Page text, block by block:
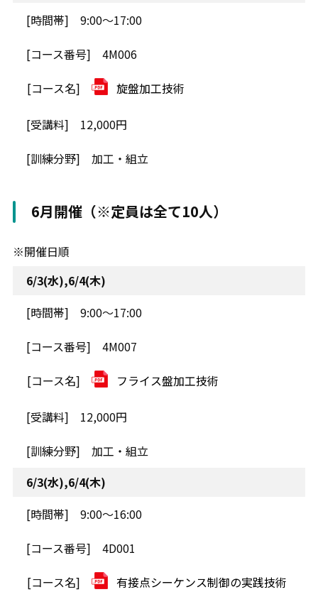
9:00～17:00
4M006
旋盤加工技術
12,000円
加工・組立
6月開催（※定員は全て10人）
※開催日順
6/3(水),6/4(木)
9:00～17:00
4M007
フライス盤加工技術
12,000円
加工・組立
6/3(水),6/4(木)
9:00～16:00
4D001
有接点シーケンス制御の実践技術